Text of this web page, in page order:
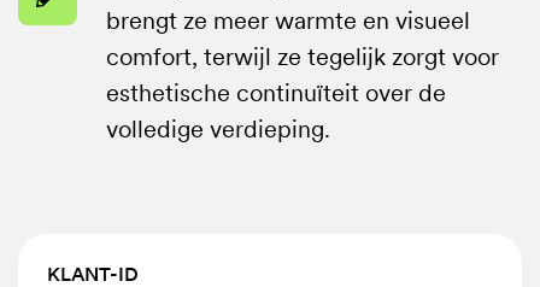
brengt ze meer warmte en visueel
comfort, terwijl ze tegelijk zorgt voor
esthetische continuïteit over de
volledige verdieping.
de
KLANT-ID